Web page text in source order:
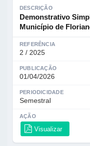
DESCRIÇÃO
Demonstrativo
Município de
REFERÊNCIA
2 / 2025
PUBLICAÇÃO
01/04/2026
PERIODICIDADE
Semestral
AÇÃO
Visualizar